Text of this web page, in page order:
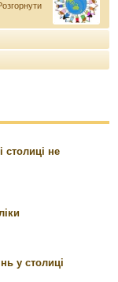
столиці не
у столиці